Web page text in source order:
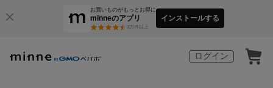
お買いものがもっとお得に
minneのアプリ
3万件以上
インストールする
ログイン